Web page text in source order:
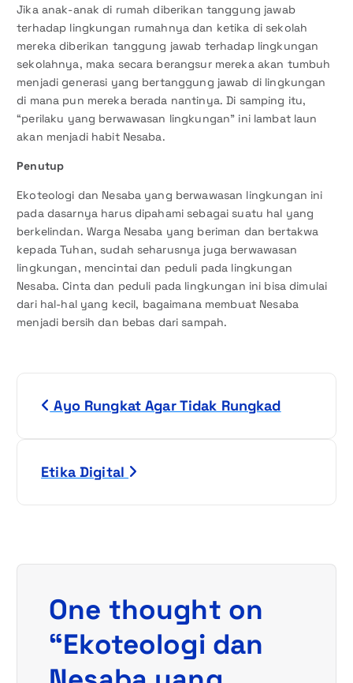
Jika anak-anak di rumah diberikan tanggung jawab
terhadap lingkungan rumahnya dan ketika di sekolah
mereka diberikan tanggung jawab terhadap lingkungan
sekolahnya, maka secara berangsur mereka akan tumbuh
menjadi generasi yang bertanggung jawab di lingkungan
di mana pun mereka berada nantinya. Di samping itu,
“perilaku yang berwawasan lingkungan” ini lambat laun
akan menjadi habit Nesaba.
Penutup
Ekoteologi dan Nesaba yang berwawasan lingkungan ini
pada dasarnya harus dipahami sebagai suatu hal yang
berkelindan. Warga Nesaba yang beriman dan bertakwa
kepada Tuhan, sudah seharusnya juga berwawasan
lingkungan, mencintai dan peduli pada lingkungan
Nesaba. Cinta dan peduli pada lingkungan ini bisa dimulai
dari hal-hal yang kecil, bagaimana membuat Nesaba
menjadi bersih dan bebas dari sampah.
a
Ayo Rungkat Agar Tidak Rungkad
Etika Digital
One thought on
“Ekoteologi dan